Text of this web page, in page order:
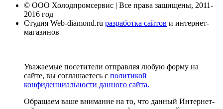
© ООО Холодпромсервис | Все права защищены, 2011-
2016 год
Студия Web-diamond.ru разработка сайтов и интернет-
магазинов
Уважаемые посетители отправляя любую форму на
сайте, вы соглашаетесь с политикой
конфиденциальности данного сайта.
Обращаем ваше внимание на то, что данный Интернет-